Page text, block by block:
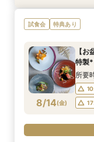
8/13(木)
【30
数婚
8/13(木)
【料
モダ
試食会 特典あり
8/14(金)
【
特製
所要